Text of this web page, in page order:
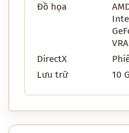
Đồ họa
DirectX
Lưu trữ
10